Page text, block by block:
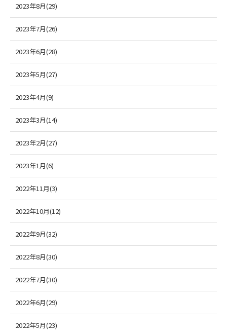
2023年8月(29)
2023年7月(26)
2023年6月(28)
2023年5月(27)
2023年4月(9)
2023年3月(14)
2023年2月(27)
2023年1月(6)
2022年11月(3)
2022年10月(12)
2022年9月(32)
2022年8月(30)
2022年7月(30)
2022年6月(29)
2022年5月(23)